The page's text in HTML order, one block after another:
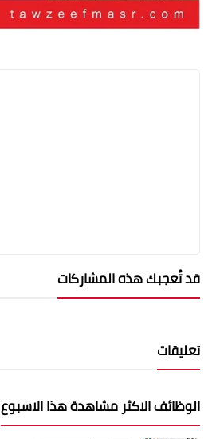
قد تُعجبك هذه المشاركات
تعليقات
الوظائف الاكثر مشاهدة هذا الاسبوع